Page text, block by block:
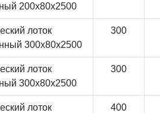
200x80x2500
лоток
300x80x2500
300
лоток
300x80x2500
300
лоток
400